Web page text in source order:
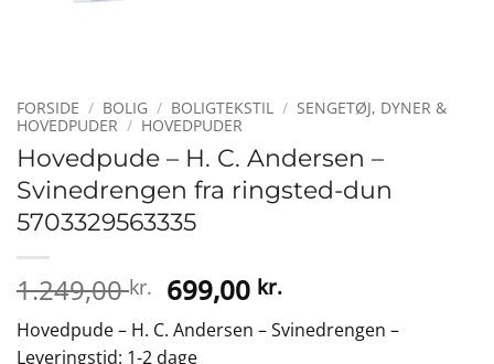
FORSIDE / BOLIG / BOLIGTEKSTIL / SENGETØJ, DYNER &
HOVEDPUDER / HOVEDPUDER
Hovedpude – H. C. Andersen –
Svinedrengen fra ringsted-dun
5703329563335
1.249,00kr. Den
oprindelige
pris
699,00 kr.Den
aktuelle
pris
Hovedpude – H. C. Andersen – Svinedrengen –
Leveringstid: 1-2 dage